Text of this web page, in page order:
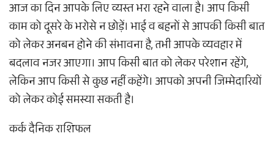
आज का दिन आपके लिए व्यस्त भरा रहने वाला है। आप किसी
काम को दूसरे के भरोसे न छोड़ें। भाई व बहनों से आपकी किसी बात
को लेकर अनबन होने की संभावना है, तभी आपके व्यवहार में
बदलाव नजर आएगा। आप किसी बात को लेकर परेशान रहेंगे,
लेकिन आप किसी से कुछ नहीं कहेंगे। आपको अपनी जिम्मेदारियों
को लेकर कोई समस्या सकती है।
कर्क दैनिक राशिफल